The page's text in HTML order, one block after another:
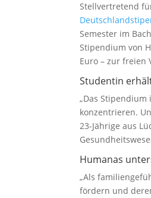
Stellvertretend
Semester im
Stipendium von
Euro – zur freien
Studentin
„Das
konzentrieren.
23-Jährige aus
Humanas
„Als
fördern und